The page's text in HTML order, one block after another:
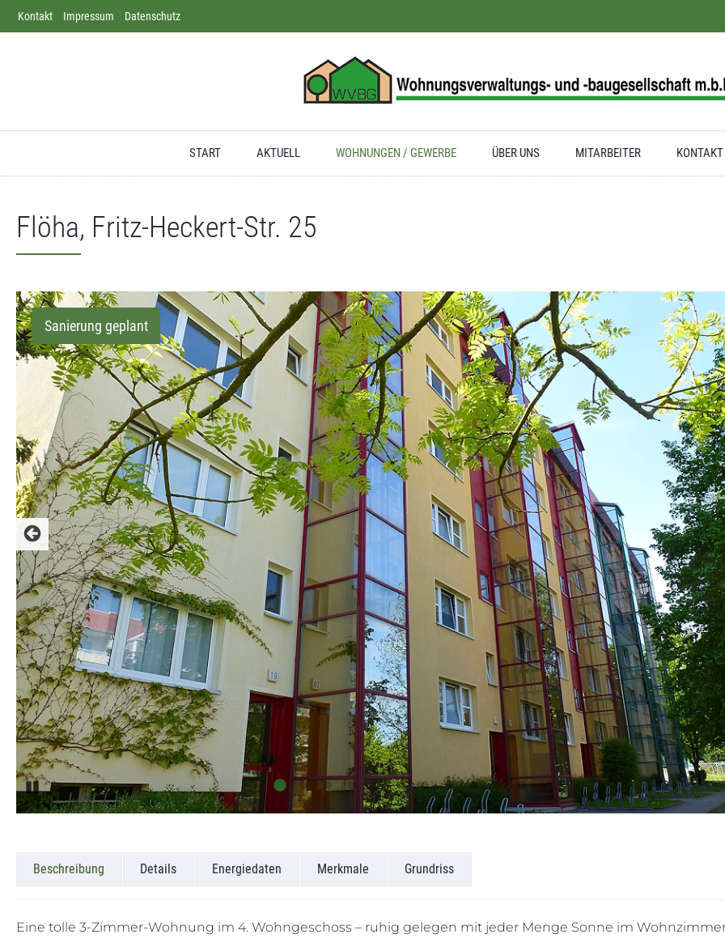
Direkt zum Inhalt springen
Kontakt Impressum Datenschutz
START AKTUELL WOHNUNGEN / GEWERBE ÜBER UNS MITARBEITER KONTAKT
Flöha, Fritz-Heckert-Str. 25
Sanierung geplant
Beschreibung Details Energiedaten Merkmale Grundriss
Eine tolle 3-Zimmer-Wohnung im 4. Wohngeschoss – ruhig gelegen mit jeder Menge Sonne im